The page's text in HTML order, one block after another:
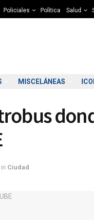
Policiales Polìtica Salud
MISCELÁNEAS
in Ciudad